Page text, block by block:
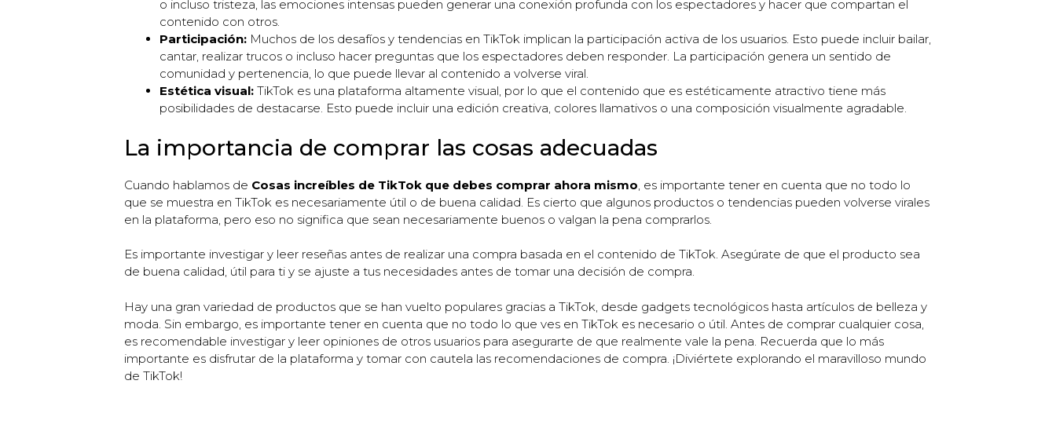
o incluso tristeza, las emociones intensas pueden generar una conexión profunda con los espectadores y hacer que compartan el
contenido con otros.
Participación: Muchos de los desafíos y tendencias en TikTok implican la participación activa de los usuarios. Esto puede incluir bailar,
cantar, realizar trucos o incluso hacer preguntas que los espectadores deben responder. La participación genera un sentido de
comunidad y pertenencia, lo que puede llevar al contenido a volverse viral.
Estética visual: TikTok es una plataforma altamente visual, por lo que el contenido que es estéticamente atractivo tiene más
posibilidades de destacarse. Esto puede incluir una edición creativa, colores llamativos o una composición visualmente agradable.
La importancia de comprar las cosas adecuadas
Cuando hablamos de Cosas increíbles de TikTok que debes comprar ahora mismo , es importante tener en cuenta que no todo lo
que se muestra en TikTok es necesariamente útil o de buena calidad. Es cierto que algunos productos o tendencias pueden volverse virales
en la plataforma, pero eso no significa que sean necesariamente buenos o valgan la pena comprarlos.
Es importante investigar y leer reseñas antes de realizar una compra basada en el contenido de TikTok. Asegúrate de que el producto sea
de buena calidad, útil para ti y se ajuste a tus necesidades antes de tomar una decisión de compra.
Hay una gran variedad de productos que se han vuelto populares gracias a TikTok, desde gadgets tecnológicos hasta artículos de belleza y
moda. Sin embargo, es importante tener en cuenta que no todo lo que ves en TikTok es necesario o útil. Antes de comprar cualquier cosa,
es recomendable investigar y leer opiniones de otros usuarios para asegurarte de que realmente vale la pena. Recuerda que lo más
importante es disfrutar de la plataforma y tomar con cautela las recomendaciones de compra. ¡Diviértete explorando el maravilloso mundo
de TikTok!